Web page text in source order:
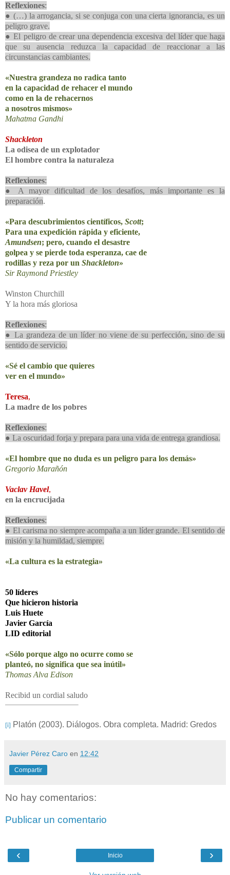
Reflexiones:
● (…) la arrogancia, si se conjuga con una cierta ignorancia, es un
peligro grave.
● El peligro de crear una dependencia excesiva del líder que haga
que su ausencia reduzca la capacidad de reaccionar a las
circunstancias cambiantes.
«Nuestra grandeza no radica tanto
en la capacidad de rehacer el mundo
como en la de rehacernos
a nosotros mismos»
Mahatma Gandhi
Shackleton
La odisea de un explotador
El hombre contra la naturaleza
Reflexiones:
● A mayor dificultad de los desafíos, más importante es la
preparación.
«Para descubrimientos científicos, Scott;
Para una expedición rápida y eficiente,
Amundsen; pero, cuando el desastre
golpea y se pierde toda esperanza, cae de
rodillas y reza por un Shackleton»
Sir Raymond Priestley
Winston Churchill
Y la hora más gloriosa
Reflexiones:
● La grandeza de un líder no viene de su perfección, sino de su
sentido de servicio.
«Sé el cambio que quieres
ver en el mundo»
Teresa,
La madre de los pobres
Reflexiones:
● La oscuridad forja y prepara para una vida de entrega grandiosa.
«El hombre que no duda es un peligro para los demás»
Gregorio Marañón
Vaclav Havel,
en la encrucijada
Reflexiones:
● El carisma no siempre acompaña a un líder grande. El sentido de
misión y la humildad, siempre.
«La cultura es la estrategia»
50 líderes
Que hicieron historia
Luis Huete
Javier García
LID editorial
«Sólo porque algo no ocurre como se
planteó, no significa que sea inútil»
Thomas Alva Edison
Recibid un cordial saludo
[i] Platón (2003). Diálogos. Obra completa. Madrid: Gredos
Javier Pérez Caro en 12:42
Compartir
No hay comentarios:
Publicar un comentario
‹ ›
Inicio